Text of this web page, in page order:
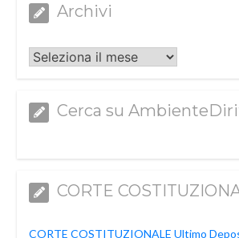
Archivi
Archivi
Cerca su
CORTE
CORTE COSTITUZIONALE Ultimo